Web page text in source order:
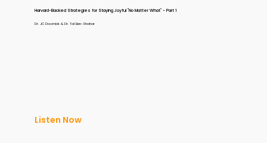
Harvard-Backed Strategies for Staying Joyful "No Matter What" - Part 1
Dr. JC Doornick & Dr. Tal Ben-Shahar
Listen Now